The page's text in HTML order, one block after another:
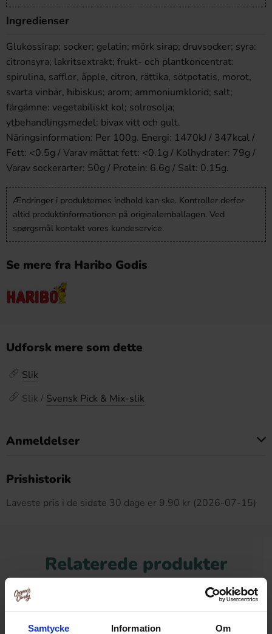
Samtycke Information Om
Ingredienser
Glukossirap; socker; gelatin; mörk sirap; druvsocker; syra:
citronsyra; lakritsextrakt; frukt- och plantkoncentrat:
spirulina, safflor, äpple, citron, rättika, sötpotatis, morot,
svarta vinbär, hibiskus; arom; ammoniumklorid; salt;
färgämne: vegetabiliskt kol; solrosolja;
ytbehandlingsmedel: bivax vitt och gult.
Näringsinformation: Per 100g. Energi: 1470kJ / 347kcal /
Fett: <0.5g / Varav mättat fett: <0.1g / Kolhydrater: 79g /
Varav sockerarter: 50g / Protein: 6.6g / Salt: 0.15g.
Ændringer i produkternes indhold kan ske. Kontroller derfor
altid produktinformationen på originalemballagen. Ved
spørgsmål kontakt vores kundeservice.
Se mere fra Haribo Godis
Udforsk mere som dette
Slik
Slik / Svensk Pick & Mix-slik
Anmeldelser
Prishistorik
Laveste pris i de sidste 30 dage er 9.90 kr (2026-07-15)
Relaterede produkter